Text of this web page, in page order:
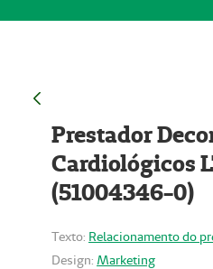
Prestador
Cardiológicos
(51004346-0)
Texto: Relacionamento do
Design: Marketing